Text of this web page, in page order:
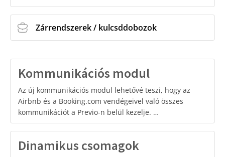
Zárrendszerek / kulcsddobozok
Kommunikációs modul
Az új kommunikációs modul lehetővé teszi, hogy az
Airbnb és a Booking.com vendégeivel való összes
kommunikációt a Previo-n belül kezelje. …
Dinamikus csomagok